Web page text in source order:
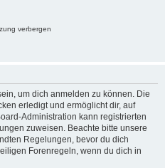
verbergen
um dich anmelden zu können. Die
erledigt und ermöglicht dir, auf
Administration kann registrierten
zuweisen. Beachte bitte unsere
Regelungen, bevor du dich
Forenregeln, wenn du dich in